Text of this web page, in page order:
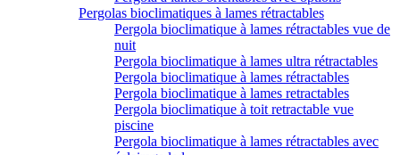
Pergolas bioclimatiques à lames rétractables
Pergola bioclimatique à lames rétractables vue de
nuit
Pergola bioclimatique à lames ultra rétractables
Pergola bioclimatique à lames rétractables
Pergola bioclimatique à lames retractables
Pergola bioclimatique à toit retractable vue
piscine
Pergola bioclimatique à lames rétractables avec